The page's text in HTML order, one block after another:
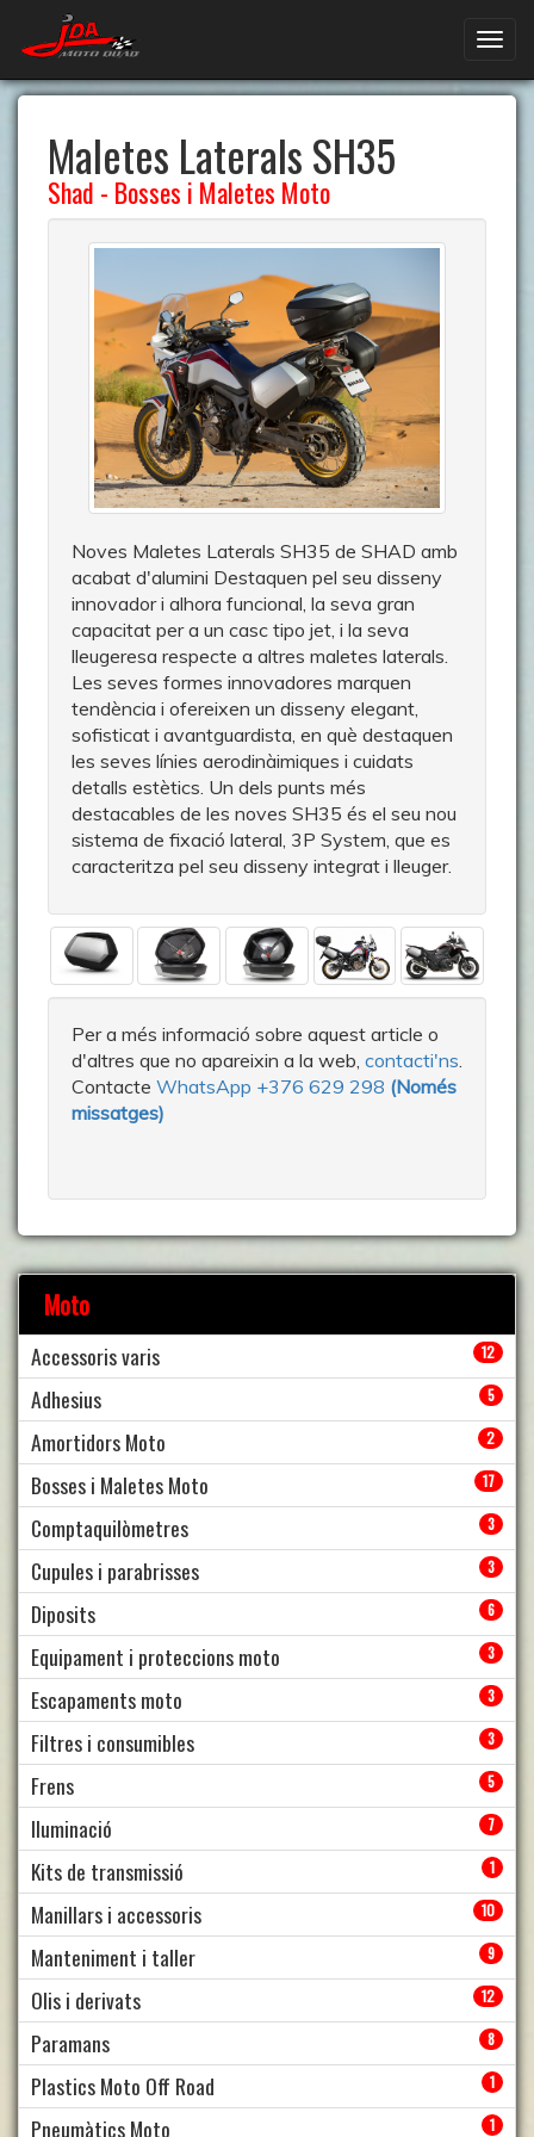
Maletes Laterals SH35
Shad - Bosses i Maletes Moto
Noves Maletes Laterals SH35 de SHAD amb
acabat d'alumini Destaquen pel seu disseny
innovador i alhora funcional, la seva gran
capacitat per a un casc tipo jet, i la seva
lleugeresa respecte a altres maletes laterals.
Les seves formes innovadores marquen
tendència i ofereixen un disseny elegant,
sofisticat i avantguardista, en què destaquen
les seves línies aerodinàimiques i cuidats
detalls estètics. Un dels punts més
destacables de les noves SH35 és el seu nou
sistema de fixació lateral, 3P System, que es
caracteritza pel seu disseny integrat i lleuger.
Per a més informació sobre aquest article o
d'altres que no apareixin a la web, contacti'ns.
Contacte WhatsApp +376 629 298 (Només
missatges)
Moto
Accessoris varis 12
Adhesius 5
Amortidors Moto 2
Bosses i Maletes Moto 17
Comptaquilòmetres 3
Cupules i parabrisses 3
Diposits 6
Equipament i proteccions moto 3
Escapaments moto 3
Filtres i consumibles 3
Frens 5
Iluminació 7
Kits de transmissió 1
Manillars i accessoris 10
Manteniment i taller 9
Olis i derivats 12
Paramans 8
Plastics Moto Off Road 1
Pneumàtics Moto 1